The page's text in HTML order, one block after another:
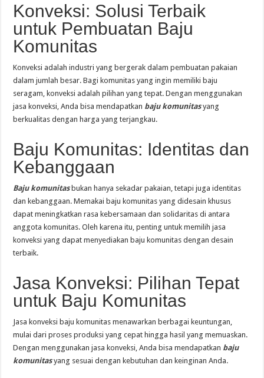
Konveksi: Solusi Terbaik
untuk Pembuatan Baju
Komunitas
Konveksi adalah industri yang bergerak dalam pembuatan pakaian
dalam jumlah besar. Bagi komunitas yang ingin memiliki baju
seragam, konveksi adalah pilihan yang tepat. Dengan menggunakan
jasa konveksi, Anda bisa mendapatkan baju komunitasyang
berkualitas dengan harga yang terjangkau.
Baju Komunitas: Identitas dan
Kebanggaan
Baju komunitasbukan hanya sekadar pakaian, tetapi juga identitas
dan kebanggaan. Memakai baju komunitas yang didesain khusus
dapat meningkatkan rasa kebersamaan dan solidaritas di antara
anggota komunitas. Oleh karena itu, penting untuk memilih jasa
konveksi yang dapat menyediakan baju komunitas dengan desain
terbaik.
Jasa Konveksi: Pilihan Tepat
untuk Baju Komunitas
Jasa konveksi baju komunitas menawarkan berbagai keuntungan,
mulai dari proses produksi yang cepat hingga hasil yang memuaskan.
Dengan menggunakan jasa konveksi, Anda bisa mendapatkan baju
komunitasyang sesuai dengan kebutuhan dan keinginan Anda.